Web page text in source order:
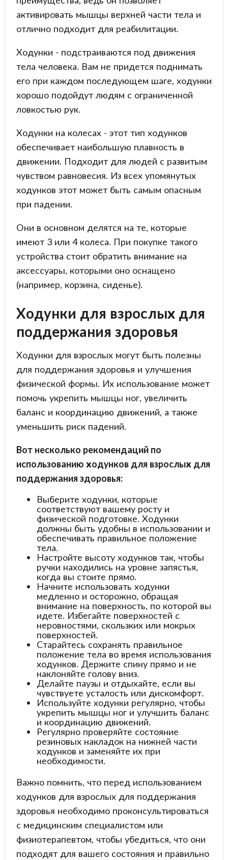
активировать мышцы верхней части тела и
отлично подходит для реабилитации.
Ходунки - подстраиваются под движения
тела человека. Вам не придется поднимать
его при каждом последующем шаге, ходунки
хорошо подойдут людям с ограниченной
ловкостью рук.
Ходунки на колесах - этот тип ходунков
обеспечивает наибольшую плавность в
движении. Подходит для людей с развитым
чувством равновесия. Из всех упомянутых
ходунков этот может быть самым опасным
при падении.
Они в основном делятся на те, которые
имеют 3 или 4 колеса. При покупке такого
устройства стоит обратить внимание на
аксессуары, которыми оно оснащено
(например, корзина, сиденье).
Ходунки для взрослых для
поддержания здоровья
Ходунки для взрослых могут быть полезны
для поддержания здоровья и улучшения
физической формы. Их использование может
помочь укрепить мышцы ног, увеличить
баланс и координацию движений, а также
уменьшить риск падений.
Вот несколько рекомендаций по
использованию ходунков для взрослых для
поддержания здоровья:
Выберите ходунки, которые
соответствуют вашему росту и
физической подготовке. Ходунки
должны быть удобны в использовании и
обеспечивать правильное положение
тела.
Настройте высоту ходунков так, чтобы
ручки находились на уровне запястья,
когда вы стоите прямо.
Начните использовать ходунки
медленно и осторожно, обращая
внимание на поверхность, по которой вы
идете. Избегайте поверхностей с
неровностями, скользких или мокрых
поверхностей.
Старайтесь сохранять правильное
положение тела во время использования
ходунков. Держите спину прямо и не
наклоняйте голову вниз.
Делайте паузы и отдыхайте, если вы
чувствуете усталость или дискомфорт.
Используйте ходунки регулярно, чтобы
укрепить мышцы ног и улучшить баланс
и координацию движений.
Регулярно проверяйте состояние
резиновых накладок на нижней части
ходунков и заменяйте их при
необходимости.
Важно помнить, что перед использованием
ходунков для взрослых для поддержания
здоровья необходимо проконсультироваться
с медицинским специалистом или
физиотерапевтом, чтобы убедиться, что они
подходят для вашего состояния и правильно